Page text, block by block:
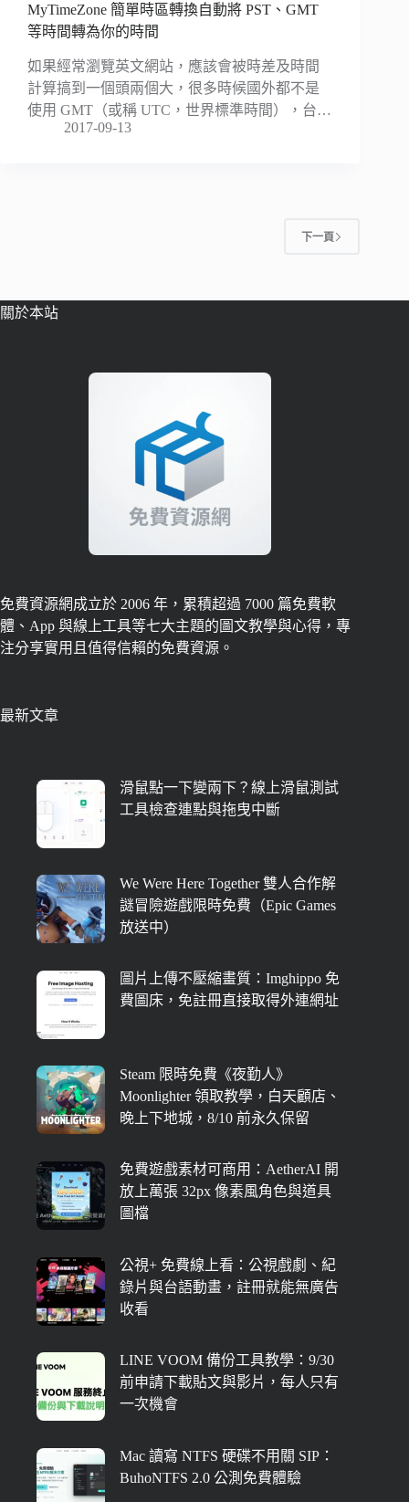
MyTimeZone 簡單時區轉換自動將 PST、GMT
等時間轉為你的時間
如果經常瀏覽英文網站，應該會被時差及時間
計算搞到一個頭兩個大，很多時候國外都不是
使用 GMT（或稱 UTC，世界標準時間），台…
2017-09-13
下一頁
關於本站
免費資源網成立於 2006 年，累積超過 7000 篇免費軟
體、App 與線上工具等七大主題的圖文教學與心得，專
注分享實用且值得信賴的免費資源。
最新文章
滑鼠點一下變兩下？線上滑鼠測試
工具檢查連點與拖曳中斷
We Were Here Together 雙人合作解
謎冒險遊戲限時免費（Epic Games
放送中）
圖片上傳不壓縮畫質：Imghippo 免
費圖床，免註冊直接取得外連網址
Steam 限時免費《夜勤人》
Moonlighter 領取教學，白天顧店、
晚上下地城，8/10 前永久保留
免費遊戲素材可商用：AetherAI 開
放上萬張 32px 像素風角色與道具
圖檔
公視+ 免費線上看：公視戲劇、紀
錄片與台語動畫，註冊就能無廣告
收看
LINE VOOM 備份工具教學：9/30
前申請下載貼文與影片，每人只有
一次機會
Mac 讀寫 NTFS 硬碟不用關 SIP：
BuhoNTFS 2.0 公測免費體驗